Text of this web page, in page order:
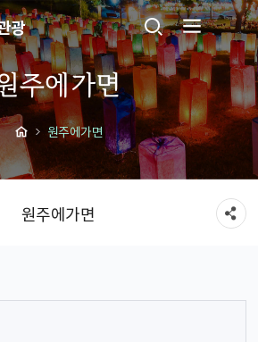
광
주에가면
원주에가면
원주에가면